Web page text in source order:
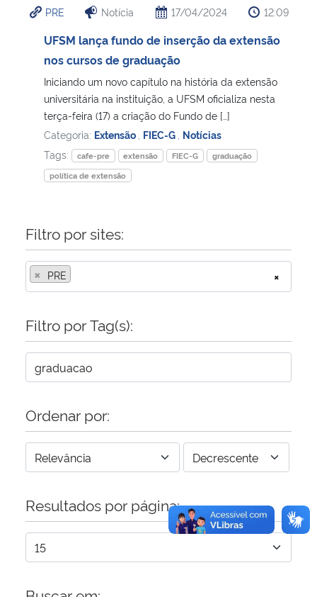
Ministério da Cidadania
Ministério de Minas e Energia
Ministério da Ciência, Tecnologia, Inovações e Comunicações
Ministério do Meio Ambiente
Ministério do Desenvolvimento Regional
Controladoria-Geral da União
Secretaria-Geral
Gabinete de Segurança Institucional
Advocacia-Geral da União
Banco Central do Brasil
Planalto
PRE Notícia 17/04/2024 12:09
UFSM lança fundo de inserção da extensão
nos cursos de graduação
Iniciando um novo capítulo na história da extensão
universitária na instituição, a UFSM oficializa nesta
terça-feira (17) a criação do Fundo de […]
Categoria: Extensão FIEC-G Notícias
Tags:
cafe-pre extensão FIEC-G
graduação
política de extensão
Filtro por sites:
×
× PRE
Filtro por Tag(s):
Ordenar por:
Resultados por página: